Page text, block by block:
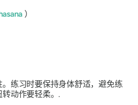
）
练习时要保持身体舒适，避免练
动作要轻柔。.